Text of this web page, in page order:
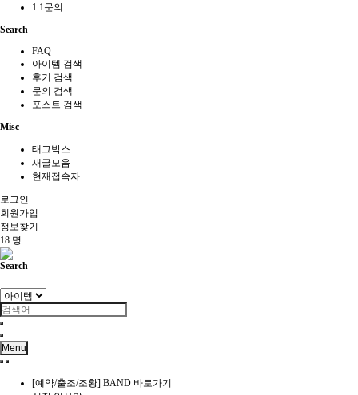
1:1문의
Search
FAQ
아이템 검색
후기 검색
문의 검색
포스트 검색
Misc
태그박스
새글모음
현재접속자
로그인
회원가입
정보찾기
18 명
Search
Menu
[예약/출조/조황] BAND 바로가기